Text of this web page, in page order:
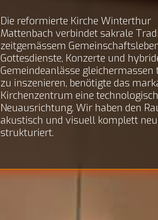
Die reformierte Kirche Winterthur
Mattenbach verbindet sakrale
zeitgemässem
Gottesdienste, Konzerte und
Gemeindeanlässe
zu inszenieren, benötigte das
Kirchenzentrum eine
Neuausrichtung. Wir haben den
akustisch und visuell komplett neu
strukturiert.